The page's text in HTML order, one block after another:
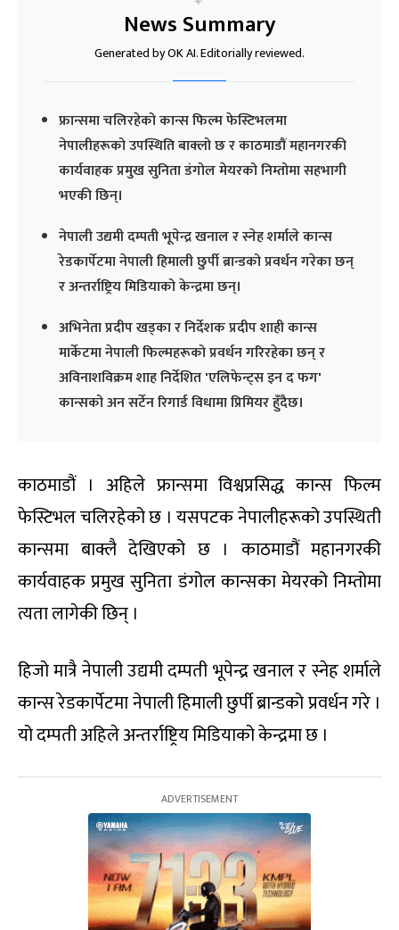
News Summary
Generated by OK AI. Editorially reviewed.
फ्रान्समा चलिरहेको कान्स फिल्म फेस्टिभलमा
नेपालीहरूको उपस्थिति बाक्लो छ र काठमाडौं महानगरकी
कार्यवाहक प्रमुख सुनिता डंगोल मेयरको निम्तोमा सहभागी
भएकी छिन्।
नेपाली उद्यमी दम्पती भूपेन्द्र खनाल र स्नेह शर्माले कान्स
रेडकार्पेटमा नेपाली हिमाली छुर्पी ब्रान्डको प्रवर्धन गरेका छन्
र अन्तर्राष्ट्रिय मिडियाको केन्द्रमा छन्।
अभिनेता प्रदीप खड्का र निर्देशक प्रदीप शाही कान्स
मार्केटमा नेपाली फिल्महरूको प्रवर्धन गरिरहेका छन् र
अविनाशविक्रम शाह निर्देशित 'एलिफेन्ट्स इन द फग'
कान्सको अन सर्टेन रिगार्ड विधामा प्रिमियर हुँदैछ।
काठमाडौं । अहिले फ्रान्समा विश्वप्रसिद्ध कान्स फिल्म
फेस्टिभल चलिरहेको छ । यसपटक नेपालीहरूको उपस्थिती
कान्समा बाक्लै देखिएको छ । काठमाडौं महानगरकी
कार्यवाहक प्रमुख सुनिता डंगोल कान्सका मेयरको निम्तोमा
त्यता लागेकी छिन् ।
हिजो मात्रै नेपाली उद्यमी दम्पती भूपेन्द्र खनाल र स्नेह शर्माले
कान्स रेडकार्पेटमा नेपाली हिमाली छुर्पी ब्रान्डको प्रवर्धन गरे ।
यो दम्पती अहिले अन्तर्राष्ट्रिय मिडियाको केन्द्रमा छ ।